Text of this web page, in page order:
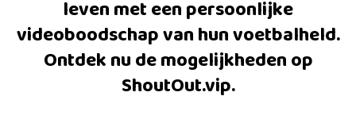
leven met een persoonlijke
videoboodschap van hun voetbalheld.
Ontdek nu de mogelijkheden op
ShoutOut.vip.